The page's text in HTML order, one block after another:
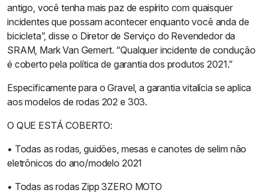
antigo, você tenha mais paz de espírito com quaisquer
incidentes que possam acontecer enquanto você anda de
bicicleta”, disse o Diretor de Serviço do Revendedor da
SRAM, Mark Van Gemert. “Qualquer incidente de condução
é coberto pela política de garantia dos produtos 2021.”
Especificamente para o Gravel, a garantia vitalícia se aplica
aos modelos de rodas 202 e 303.
O QUE ESTÁ COBERTO:
• Todas as rodas, guidões, mesas e canotes de selim não
eletrônicos do ano/modelo 2021
• Todas as rodas Zipp 3ZERO MOTO